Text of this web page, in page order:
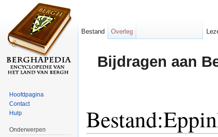
Bijdragen aan
Bestand Overleg
Hoofdpagina
Contact
Hulp
Onderwerpen